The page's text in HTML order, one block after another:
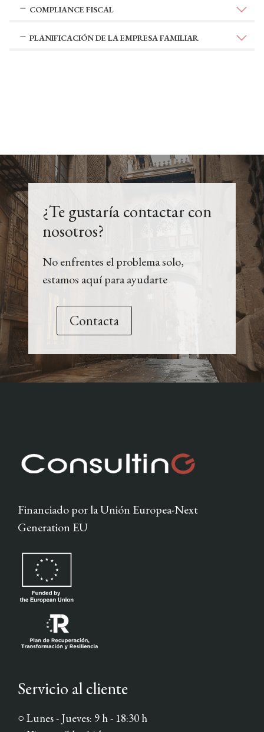
COMPLIANCE FISCAL
PLANIFICACIÓN DE LA EMPRESA FAMILIAR
¿Te gustaría contactar con
nosotros?
No enfrentes el problema solo,
estamos aquí para ayudarte
Contacta
Financiado por la Unión Europea-Next
Generation EU
Servicio al cliente
○ Lunes - Jueves: 9 h - 18:30 h